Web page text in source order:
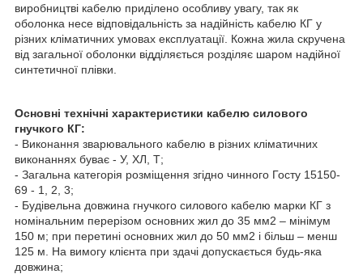
виробництві кабелю приділено особливу увагу, так як
оболонка несе відповідальність за надійність кабелю КГ у
різних кліматичних умовах експлуатації. Кожна жила скручена
від загальної оболонки відділяється розділяє шаром надійної
синтетичної плівки.
Основні технічні характеристики кабелю силового
гнучкого КГ:
- Виконання зварювального кабелю в різних кліматичних
виконаннях буває - У, ХЛ, Т;
- Загальна категорія розміщення згідно чинного Госту 15150-
69 - 1, 2, 3;
- Будівельна довжина гнучкого силового кабелю марки КГ з
номінальним перерізом основних жил до 35 мм2 – мінімум
150 м; при перетині основних жил до 50 мм2 і більш – менш
125 м. На вимогу клієнта при здачі допускається будь-яка
довжина;